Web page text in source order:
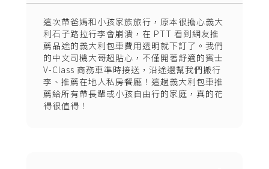
這次帶爸媽和小孩家族旅行，原本很擔心義大
利石子路拉行李會崩潰，在 PTT 看到網友推
薦品途的義大利包車費用透明就下訂了。我們
的中文司機大哥超貼心，不僅開著舒適的賓士
V-Class 商務車準時接送，沿途還幫我們搬行
李、推薦在地人私房餐廳！這趟義大利包車推
薦給所有帶長輩或小孩自由行的家庭，真的花
得很值得！